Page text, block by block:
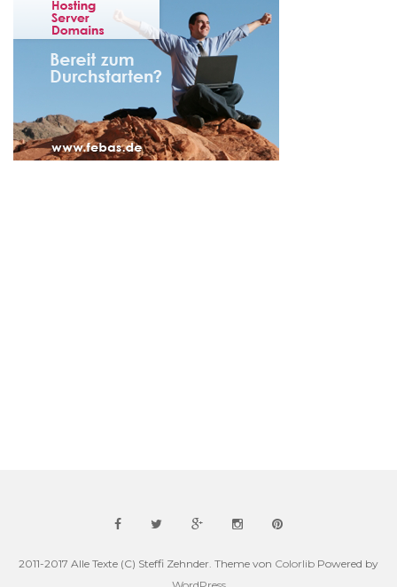
2011-2017 Alle Texte (C) Steffi Zehnder. Theme von Colorlib Powered by